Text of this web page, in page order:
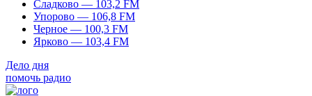
Сладково — 103,2 FM
Упорово — 106,8 FM
Черное — 100,3 FM
Ярково — 103,4 FM
Дело дня
помочь радио